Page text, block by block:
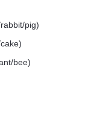
pig)
bee)